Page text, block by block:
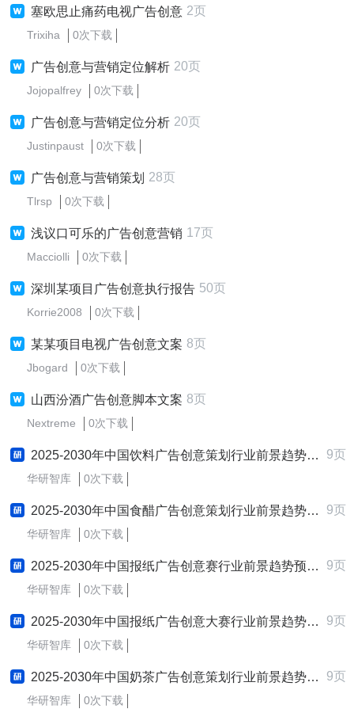
塞欧思止痛药电视广告创意 2页
Trixiha 0次下载
广告创意与营销定位解析 20页
Jojopalfrey 0次下载
广告创意与营销定位分析 20页
Justinpaust 0次下载
广告创意与营销策划 28页
Tlrsp 0次下载
浅议口可乐的广告创意营销 17页
Macciolli 0次下载
深圳某项目广告创意执行报告 50页
Korrie2008 0次下载
某某项目电视广告创意文案 8页
Jbogard 0次下载
山西汾酒广告创意脚本文案 8页
Nextreme 0次下载
2025-2030年中国饮料广告创意策划行业前景趋势预测及发展战略咨询报告 9页
华研智库 0次下载
2025-2030年中国食醋广告创意策划行业前景趋势预测及发展战略咨询报告 9页
华研智库 0次下载
2025-2030年中国报纸广告创意赛行业前景趋势预测及发展战略咨询报告 9页
华研智库 0次下载
2025-2030年中国报纸广告创意大赛行业前景趋势预测及发展战略咨询报告 9页
华研智库 0次下载
2025-2030年中国奶茶广告创意策划行业前景趋势预测及发展战略咨询报告 9页
华研智库 0次下载